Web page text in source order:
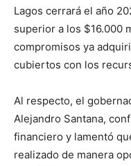
Lagos cerrará el año
superior a los $16.000
compromisos ya
cubiertos con los
Al respecto, el
Alejandro Santana,
financiero y lamentó
realizado de manera